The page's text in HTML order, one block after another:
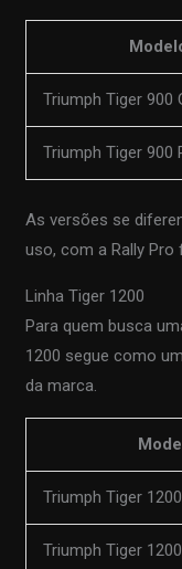
Triumph Tiger 900
Triumph Tiger 900
As versões se
uso, com a Rally
Linha Tiger 1200
Para quem busca
1200 segue como
da marca.
Triumph Tiger
Triumph Tiger